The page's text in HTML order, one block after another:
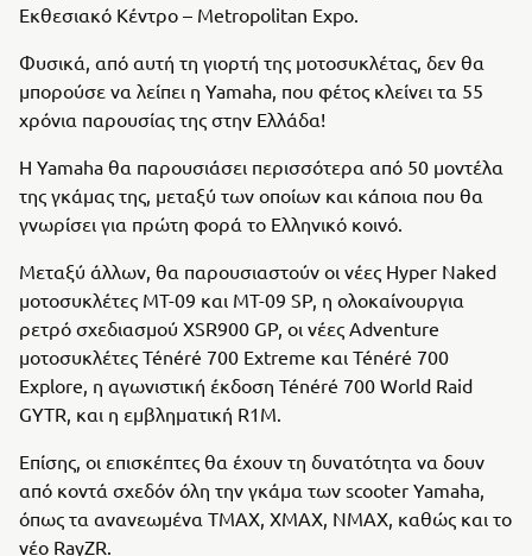
Εκθεσιακό Κέντρο – Metropolitan Expo.
Φυσικά, από αυτή τη γιορτή της μοτοσυκλέτας, δεν θα
μπορούσε να λείπει η Yamaha, που φέτος κλείνει τα 55
χρόνια παρουσίας της στην Ελλάδα!
Η Yamaha θα παρουσιάσει περισσότερα από 50 μοντέλα
της γκάμας της, μεταξύ των οποίων και κάποια που θα
γνωρίσει για πρώτη φορά το Ελληνικό κοινό.
Μεταξύ άλλων, θα παρουσιαστούν οι νέες Hyper Naked
μοτοσυκλέτες MT-09 και MT-09 SP, η ολοκαίνουργια
ρετρό σχεδιασμού XSR900 GP, οι νέες Adventure
μοτοσυκλέτες Ténéré 700 Extreme και Ténéré 700
Explore, η αγωνιστική έκδοση Ténéré 700 World Raid
GYTR, και η εμβληματική R1M.
Επίσης, οι επισκέπτες θα έχουν τη δυνατότητα να δουν
από κοντά σχεδόν όλη την γκάμα των scooter Yamaha,
όπως τα ανανεωμένα TMAX, XMAX, NMAX, καθώς και το
νέο RayZR.